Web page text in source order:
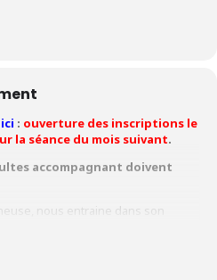
: ouverture des inscriptions le
la séance du mois suivant.
accompagnant doivent
nous entraine dans son